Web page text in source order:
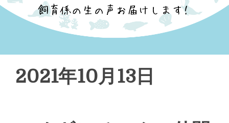
2021年10月13日